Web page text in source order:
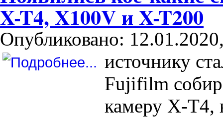
X-T4, X100V и X-T200
Опубликовано:
источнику
Fujifilm
камеру X-T4,